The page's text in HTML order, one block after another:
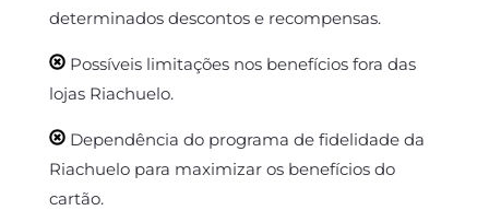
determinados descontos e recompensas.
Possíveis limitações nos benefícios fora das
lojas Riachuelo.
Dependência do programa de fidelidade da
Riachuelo para maximizar os benefícios do
cartão.